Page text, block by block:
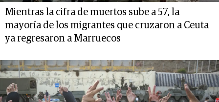
Mientras la cifra de muertos sube a 57, la
mayoría de los migrantes que cruzaron a Ceuta
ya regresaron a Marruecos